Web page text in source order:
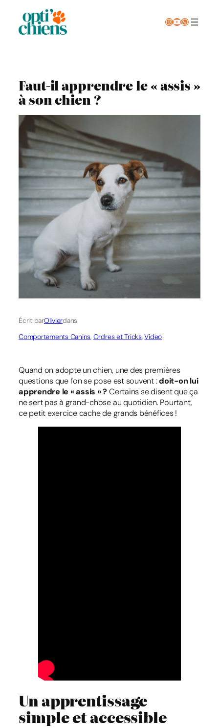
contenu
Instagram
YouTube
WhatsApp
Faut-il apprendre le « assis »
à son chien ?
Écrit parOlivierdans
Comportements Canins, Ordres et Tricks, Video
Quand on adopte un chien, une des premières
questions que l’on se pose est souvent :doit-on lui
apprendre le « assis » ? Certains se disent que ça
ne sert pas à grand-chose au quotidien. Pourtant,
ce petit exercice cache de grands bénéfices !
Un apprentissage
simple et accessible